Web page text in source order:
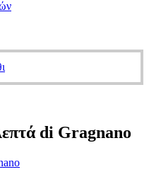
di Gragnano